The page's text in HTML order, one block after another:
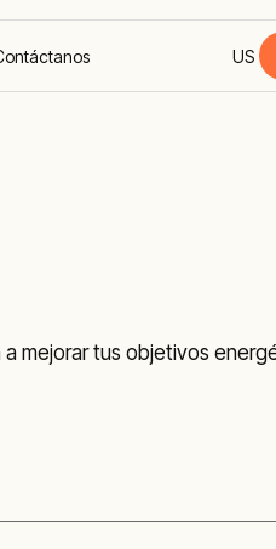
US
mejorar tus objetivos